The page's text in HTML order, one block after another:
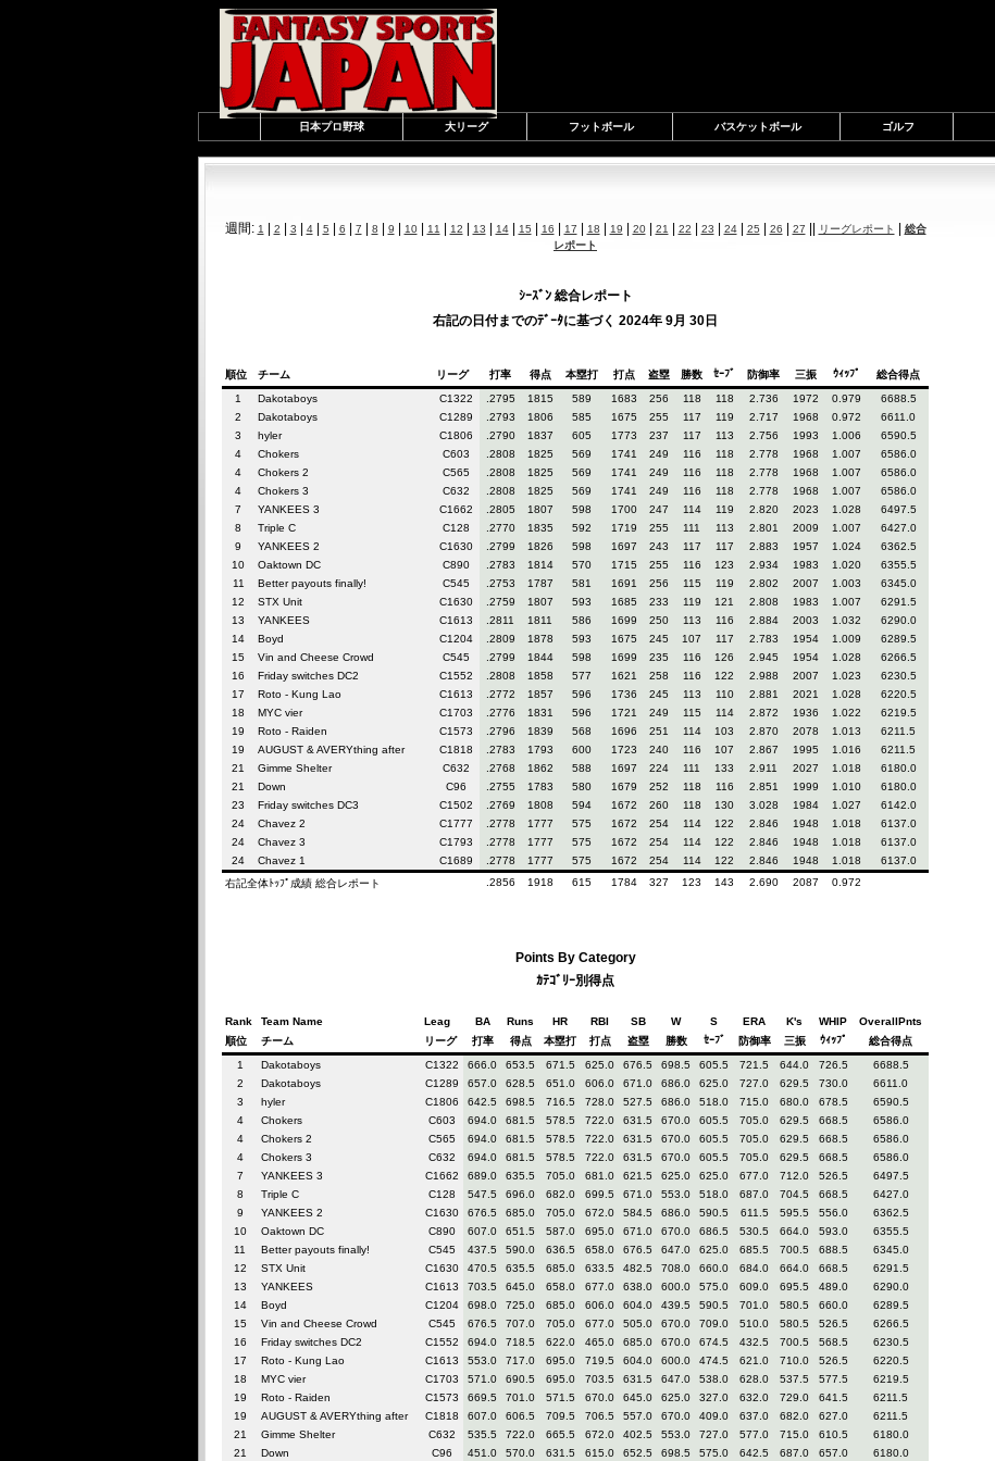
日本プロ野球 大リーグ フットボール バスケットボール ゴルフ
週間: 1 2 3 4| 5 6 7 8 9 10| 11 12 13 14| 15 16 17 18 19 20| 21 22 23 24| 25 26 27 リーグレポート
総合
レポート
ｼｰｽﾞﾝ 総合レポート
右記の日付までのﾃﾞｰﾀに基づく 2024年 9月 30日
順位 チーム リーグ 打率 得点 本塁打 打点 盗塁 勝数 ｾｰﾌﾞ 防御率 三振 ｳｨｯﾌﾟ
総合得点
1
Dakotaboys C1322 .2795 1815 589 1683 256 118 118 2.736 1972 0.979
6688.5
2
Dakotaboys C1289 .2793 1806 585 1675 255 117 119 2.717 1968 0.972
6611.0
3
hyler C1806 .2790 1837 605 1773 237 117 113 2.756 1993 1.006
6590.5
4
Chokers C603 .2808 1825 569 1741 249 116 118 2.778 1968 1.007
6586.0
4
Chokers 2 C565 .2808 1825 569 1741 249 116 118 2.778 1968 1.007
6586.0
4
Chokers 3 C632 .2808 1825 569 1741 249 116 118 2.778 1968 1.007
6586.0
7
YANKEES 3 C1662 .2805 1807 598 1700 247 114 119 2.820 2023 1.028
6497.5
8
Triple C C128 .2770 1835 592 1719 255 111 113 2.801 2009 1.007
6427.0
9
YANKEES 2 C1630 .2799 1826 598 1697 243 117 117 2.883 1957 1.024
6362.5
10
Oaktown DC C890 .2783 1814 570 1715 255 116 123 2.934 1983 1.020
6355.5
11
Better payouts finally! C545 .2753 1787 581 1691 256 115 119 2.802 2007 1.003
6345.0
12
STX Unit C1630 .2759 1807 593 1685 233 119 121 2.808 1983 1.007
6291.5
13
YANKEES C1613 .2811 1811 586 1699 250 113 116 2.884 2003 1.032
6290.0
14
Boyd C1204 .2809 1878 593 1675 245 107 117 2.783 1954 1.009
6289.5
15
Vin and Cheese Crowd C545 .2799 1844 598 1699 235 116 126 2.945 1954 1.028
6266.5
16
Friday switches DC2 C1552 .2808 1858 577 1621 258 116 122 2.988 2007 1.023
6230.5
17
Roto - Kung Lao C1613 .2772 1857 596 1736 245 113 110 2.881 2021 1.028
6220.5
18
MYC vier C1703 .2776 1831 596 1721 249 115 114 2.872 1936 1.022
6219.5
19
Roto - Raiden C1573 .2796 1839 568 1696 251 114 103 2.870 2078 1.013
6211.5
19
AUGUST & AVERYthing after C1818 .2783 1793 600 1723 240 116 107 2.867 1995 1.016
6211.5
21
Gimme Shelter C632 .2768 1862 588 1697 224 111 133 2.911 2027 1.018
6180.0
21
Down C96 .2755 1783 580 1679 252 118 116 2.851 1999 1.010
6180.0
23
Friday switches DC3 C1502 .2769 1808 594 1672 260 118 130 3.028 1984 1.027
6142.0
24
Chavez 2 C1777 .2778 1777 575 1672 254 114 122 2.846 1948 1.018
6137.0
24
Chavez 3 C1793 .2778 1777 575 1672 254 114 122 2.846 1948 1.018
6137.0
24
Chavez 1 C1689 .2778 1777 575 1672 254 114 122 2.846 1948 1.018
6137.0
右記全体ﾄｯﾌﾟ成績 総合レポート
.2856 1918 615 1784 327 123 143 2.690 2087 0.972
Points By Category
ｶﾃｺﾞﾘｰ別得点
Rank Team Name Leag BA Runs HR RBI SB W S ERA K's WHIP
OverallPnts
順位
チーム リーグ 打率 得点 本塁打 打点 盗塁 勝数 ｾｰﾌﾞ 防御率 三振 ｳｨｯﾌﾟ
総合得点
1
Dakotaboys C1322 666.0 653.5 671.5 625.0 676.5 698.5 605.5 721.5 644.0 726.5
6688.5
2
Dakotaboys C1289 657.0 628.5 651.0 606.0 671.0 686.0 625.0 727.0 629.5 730.0
6611.0
3
hyler C1806 642.5 698.5 716.5 728.0 527.5 686.0 518.0 715.0 680.0 678.5
6590.5
4
Chokers C603 694.0 681.5 578.5 722.0 631.5 670.0 605.5 705.0 629.5 668.5
6586.0
4
Chokers 2 C565 694.0 681.5 578.5 722.0 631.5 670.0 605.5 705.0 629.5 668.5
6586.0
4
Chokers 3 C632 694.0 681.5 578.5 722.0 631.5 670.0 605.5 705.0 629.5 668.5
6586.0
7
YANKEES 3 C1662 689.0 635.5 705.0 681.0 621.5 625.0 625.0 677.0 712.0 526.5
6497.5
8
Triple C C128 547.5 696.0 682.0 699.5 671.0 553.0 518.0 687.0 704.5 668.5
6427.0
9
YANKEES 2 C1630 676.5 685.0 705.0 672.0 584.5 686.0 590.5 611.5 595.5 556.0
6362.5
10
Oaktown DC C890 607.0 651.5 587.0 695.0 671.0 670.0 686.5 530.5 664.0 593.0
6355.5
11
Better payouts finally! C545 437.5 590.0 636.5 658.0 676.5 647.0 625.0 685.5 700.5 688.5
6345.0
12
STX Unit C1630 470.5 635.5 685.0 633.5 482.5 708.0 660.0 684.0 664.0 668.5
6291.5
13
YANKEES C1613 703.5 645.0 658.0 677.0 638.0 600.0 575.0 609.0 695.5 489.0
6290.0
14
Boyd C1204 698.0 725.0 685.0 606.0 604.0 439.5 590.5 701.0 580.5 660.0
6289.5
15
Vin and Cheese Crowd C545 676.5 707.0 705.0 677.0 505.0 670.0 709.0 510.0 580.5 526.5
6266.5
16
Friday switches DC2 C1552 694.0 718.5 622.0 465.0 685.0 670.0 674.5 432.5 700.5 568.5
6230.5
17
Roto - Kung Lao C1613 553.0 717.0 695.0 719.5 604.0 600.0 474.5 621.0 710.0 526.5
6220.5
18
MYC vier C1703 571.0 690.5 695.0 703.5 631.5 647.0 538.0 628.0 537.5 577.5
6219.5
19
Roto - Raiden C1573 669.5 701.0 571.5 670.0 645.0 625.0 327.0 632.0 729.0 641.5
6211.5
19
AUGUST & AVERYthing after C1818 607.0 606.5 709.5 706.5 557.0 670.0 409.0 637.0 682.0 627.0
6211.5
21
Gimme Shelter C632 535.5 722.0 665.5 672.0 402.5 553.0 727.0 577.0 715.0 610.5
6180.0
21
Down C96 451.0 570.0 631.5 615.0 652.5 698.5 575.0 642.5 687.0 657.0 6180.0